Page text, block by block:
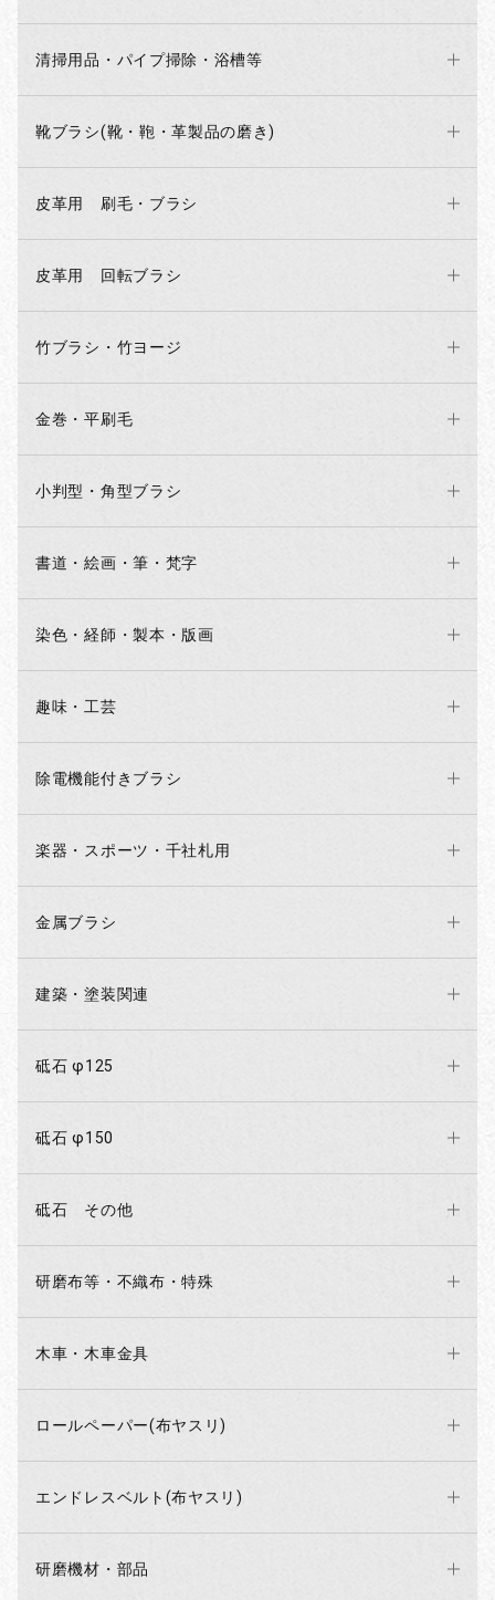
清掃用品・パイプ掃除・浴槽等
靴ブラシ(靴・鞄・革製品の磨き)
皮革用 刷毛・ブラシ
皮革用 回転ブラシ
竹ブラシ・竹ヨージ
金巻・平刷毛
小判型・角型ブラシ
書道・絵画・筆・梵字
染色・経師・製本・版画
趣味・工芸
除電機能付きブラシ
楽器・スポーツ・千社札用
金属ブラシ
建築・塗装関連
砥石 φ125
砥石 φ150
砥石 その他
研磨布等・不織布・特殊
木車・木車金具
ロールペーパー(布ヤスリ)
エンドレスベルト(布ヤスリ)
研磨機材・部品
お買い物を続ける